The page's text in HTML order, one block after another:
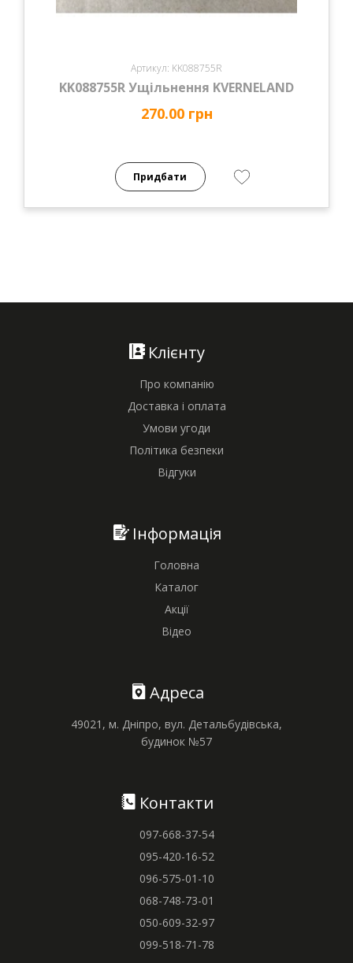
Артикул: KK088755R
KK088755R Ущільнення KVERNELAND
270.00 грн
Придбати
Клієнту
Про компанію
Доставка і оплата
Умови угоди
Політика безпеки
Відгуки
Інформація
Головна
Каталог
Акції
Відео
Адреса
49021, м. Дніпро, вул. Детальбудівська,
будинок №57
Контакти
097-668-37-54
095-420-16-52
096-575-01-10
068-748-73-01
050-609-32-97
099-518-71-78